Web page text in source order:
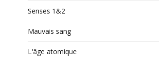
Senses 1&2
Mauvais sang
L'âge atomique